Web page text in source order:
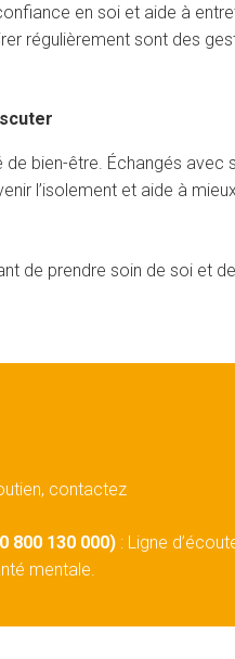
en soi et aide à
régulièrement sont des
bien-être. Échangés avec
l’isolement et aide à
de prendre soin de soi et
contactez
800 130 000) : Ligne
mentale.